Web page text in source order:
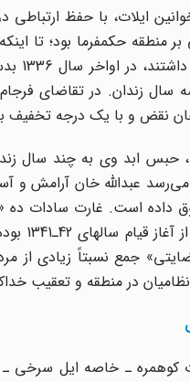
ایلات، با حفظ
منطقه حکمفرما بود؛ تا
سال زندان. در تقاضای
نقض و با یک درجه
حبس ابد وی به چند سال
عبدالله خان آرامش و
داده است. غارت سادات ده
جمع نسبتاً زیادی
در منطقه و تعقیب
کوهمره ـ خاصه ایل سرخی